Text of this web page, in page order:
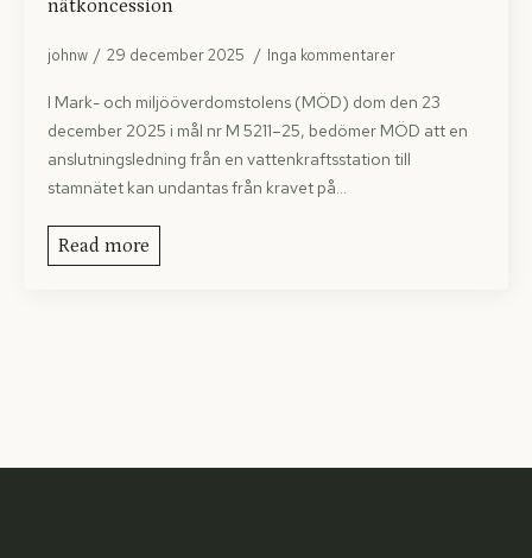
nätkoncession
johnw 29 december 2025 Inga kommentarer
I Mark- och miljööverdomstolens (MÖD) dom den 23
december 2025 i mål nr M 5211–25, bedömer MÖD att en
anslutningsledning från en vattenkraftsstation till
stamnätet kan undantas från kravet på…
Read more